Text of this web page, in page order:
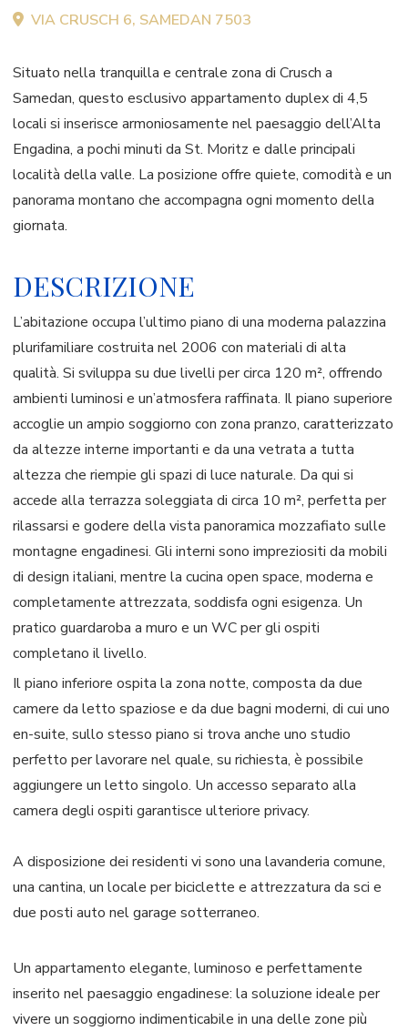
VIA CRUSCH 6, SAMEDAN 7503
Situato nella tranquilla e centrale zona di Crusch a
Samedan, questo esclusivo appartamento duplex di 4,5
locali si inserisce armoniosamente nel paesaggio dell’Alta
Engadina, a pochi minuti da St. Moritz e dalle principali
località della valle. La posizione offre quiete, comodità e un
panorama montano che accompagna ogni momento della
giornata.
DESCRIZIONE
L’abitazione occupa l’ultimo piano di una moderna palazzina
plurifamiliare costruita nel 2006 con materiali di alta
qualità. Si sviluppa su due livelli per circa 120 m², offrendo
ambienti luminosi e un’atmosfera raffinata. Il piano superiore
accoglie un ampio soggiorno con zona pranzo, caratterizzato
da altezze interne importanti e da una vetrata a tutta
altezza che riempie gli spazi di luce naturale. Da qui si
accede alla terrazza soleggiata di circa 10 m², perfetta per
rilassarsi e godere della vista panoramica mozzafiato sulle
montagne engadinesi. Gli interni sono impreziositi da mobili
di design italiani, mentre la cucina open space, moderna e
completamente attrezzata, soddisfa ogni esigenza. Un
pratico guardaroba a muro e un WC per gli ospiti
completano il livello.
Il piano inferiore ospita la zona notte, composta da due
camere da letto spaziose e da due bagni moderni, di cui uno
en-suite, sullo stesso piano si trova anche uno studio
perfetto per lavorare nel quale, su richiesta, è possibile
aggiungere un letto singolo. Un accesso separato alla
camera degli ospiti garantisce ulteriore privacy.
A disposizione dei residenti vi sono una lavanderia comune,
una cantina, un locale per biciclette e attrezzatura da sci e
due posti auto nel garage sotterraneo.
Un appartamento elegante, luminoso e perfettamente
inserito nel paesaggio engadinese: la soluzione ideale per
vivere un soggiorno indimenticabile in una delle zone più